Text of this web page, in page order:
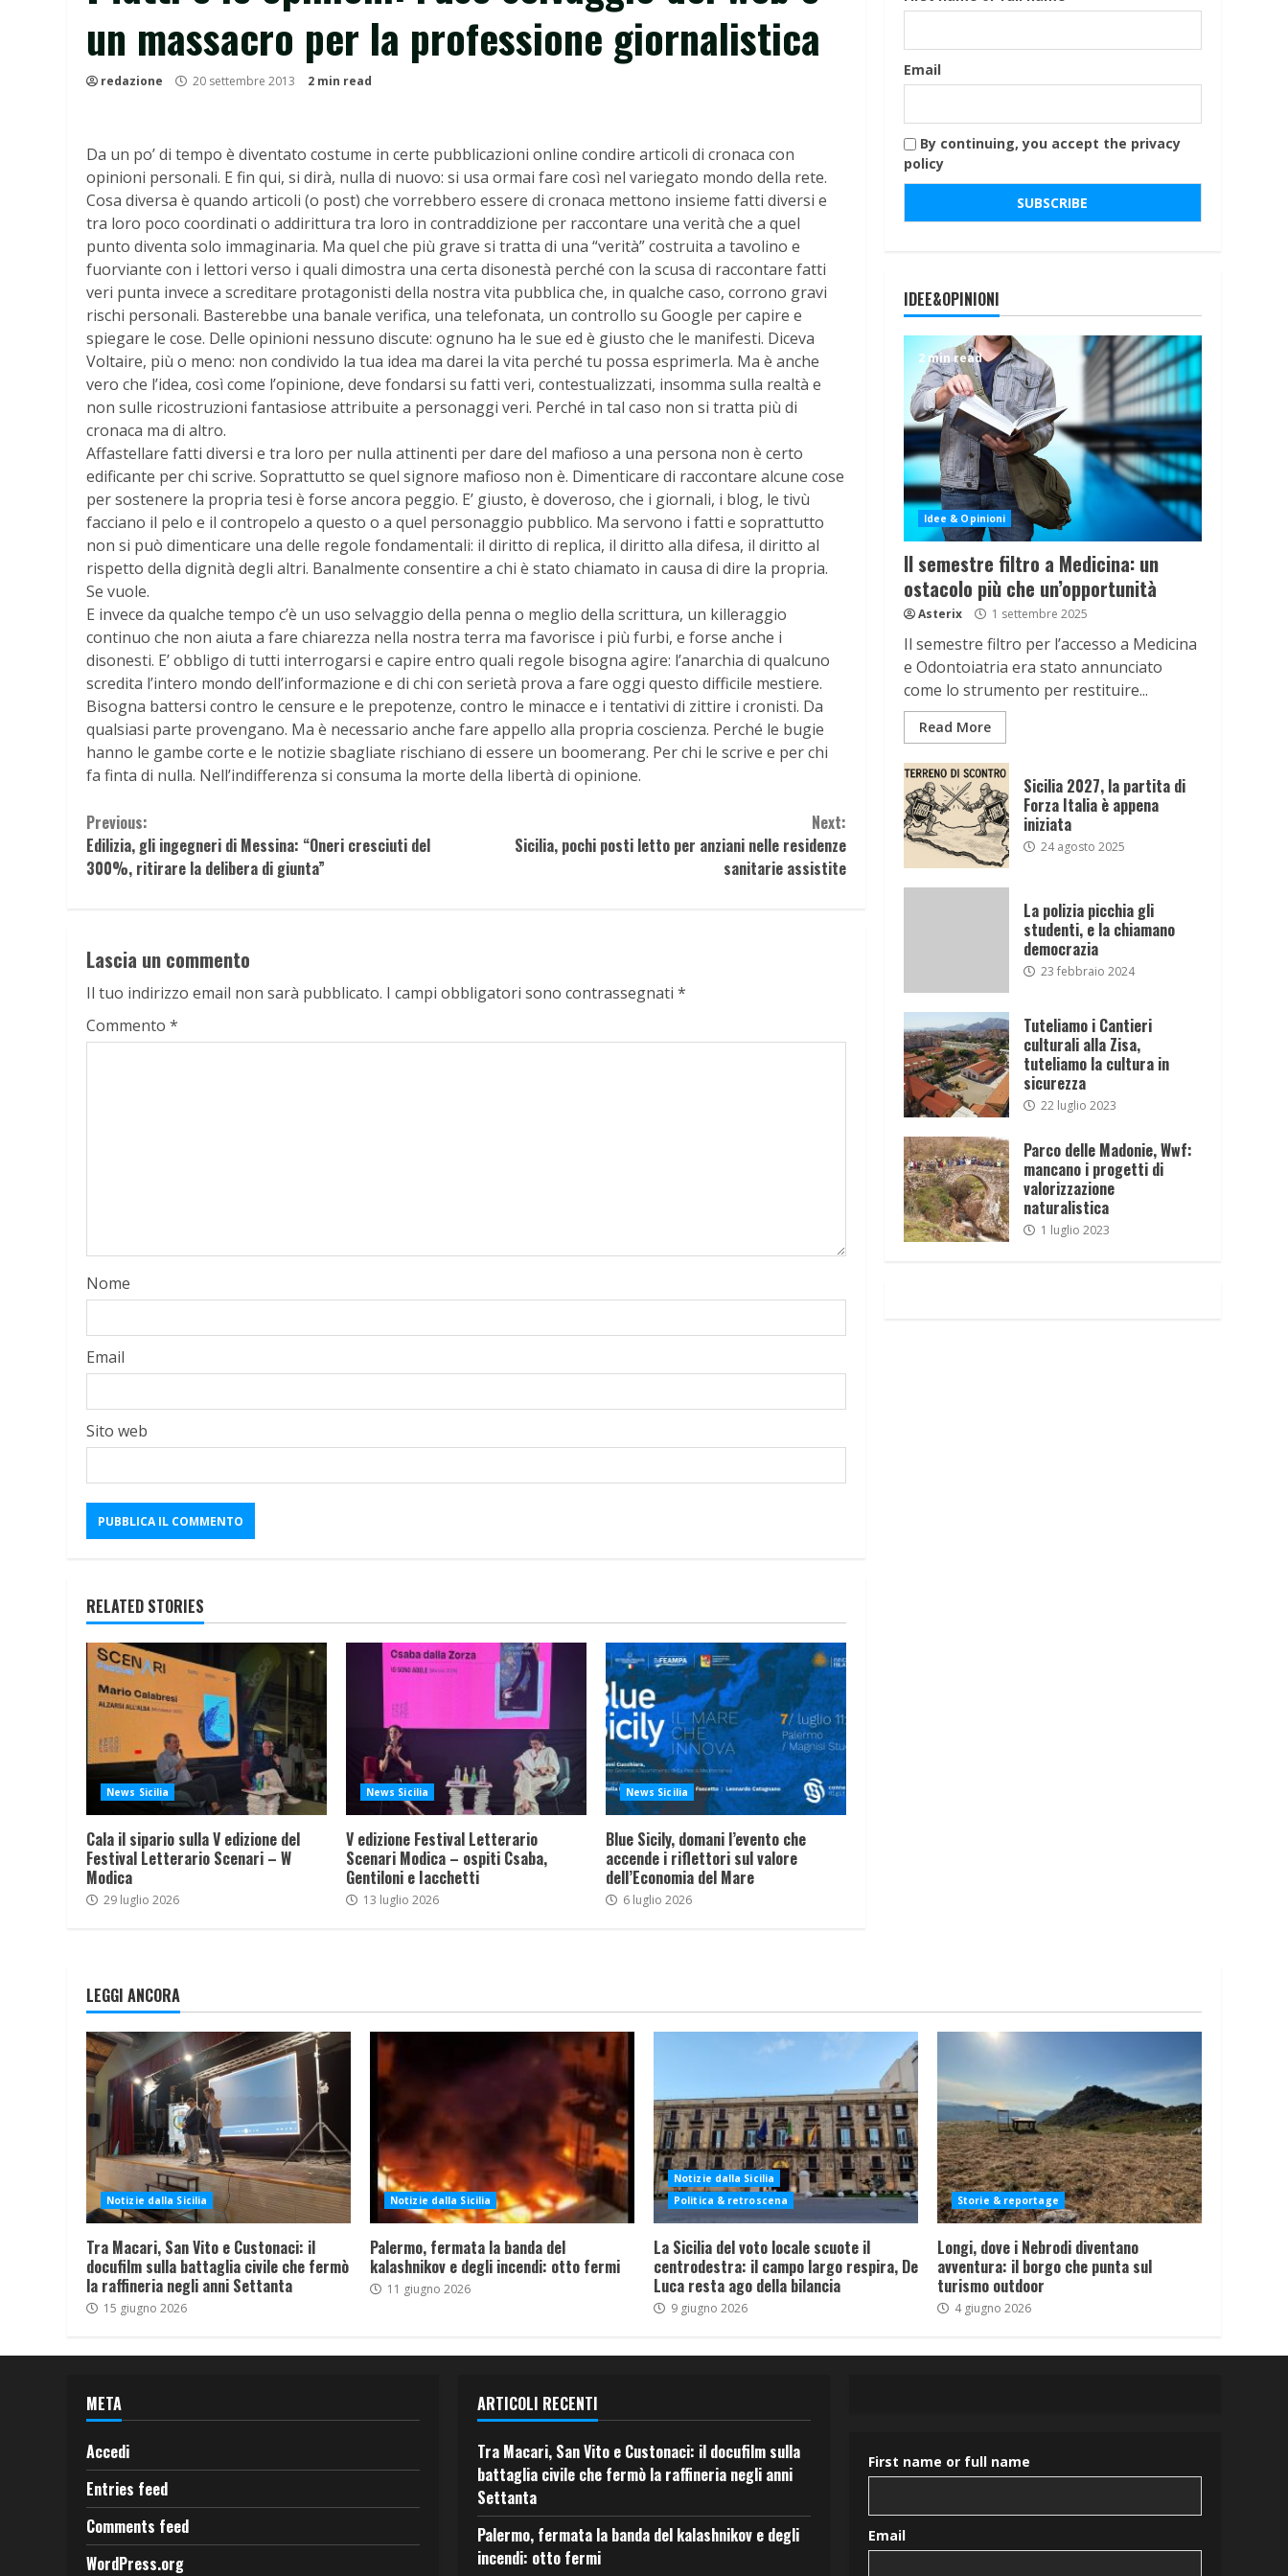
un massacro per la professione giornalistica
redazione 20 settembre 2013 2 min read
Da un po’ di tempo è diventato costume in certe pubblicazioni online condire articoli di cronaca con
opinioni personali. E fin qui, si dirà, nulla di nuovo: si usa ormai fare così nel variegato mondo della rete.
Cosa diversa è quando articoli (o post) che vorrebbero essere di cronaca mettono insieme fatti diversi e
tra loro poco coordinati o addirittura tra loro in contraddizione per raccontare una verità che a quel
punto diventa solo immaginaria. Ma quel che più grave si tratta di una “verità” costruita a tavolino e
fuorviante con i lettori verso i quali dimostra una certa disonestà perché con la scusa di raccontare fatti
veri punta invece a screditare protagonisti della nostra vita pubblica che, in qualche caso, corrono gravi
rischi personali. Basterebbe una banale verifica, una telefonata, un controllo su Google per capire e
spiegare le cose. Delle opinioni nessuno discute: ognuno ha le sue ed è giusto che le manifesti. Diceva
Voltaire, più o meno: non condivido la tua idea ma darei la vita perché tu possa esprimerla. Ma è anche
vero che l’idea, così come l’opinione, deve fondarsi su fatti veri, contestualizzati, insomma sulla realtà e
non sulle ricostruzioni fantasiose attribuite a personaggi veri. Perché in tal caso non si tratta più di
cronaca ma di altro.
Affastellare fatti diversi e tra loro per nulla attinenti per dare del mafioso a una persona non è certo
edificante per chi scrive. Soprattutto se quel signore mafioso non è. Dimenticare di raccontare alcune cose
per sostenere la propria tesi è forse ancora peggio. E’ giusto, è doveroso, che i giornali, i blog, le tivù
facciano il pelo e il contropelo a questo o a quel personaggio pubblico. Ma servono i fatti e soprattutto
non si può dimenticare una delle regole fondamentali: il diritto di replica, il diritto alla difesa, il diritto al
rispetto della dignità degli altri. Banalmente consentire a chi è stato chiamato in causa di dire la propria.
Se vuole.
E invece da qualche tempo c’è un uso selvaggio della penna o meglio della scrittura, un killeraggio
continuo che non aiuta a fare chiarezza nella nostra terra ma favorisce i più furbi, e forse anche i
disonesti. E’ obbligo di tutti interrogarsi e capire entro quali regole bisogna agire: l’anarchia di qualcuno
scredita l’intero mondo dell’informazione e di chi con serietà prova a fare oggi questo difficile mestiere.
Bisogna battersi contro le censure e le prepotenze, contro le minacce e i tentativi di zittire i cronisti. Da
qualsiasi parte provengano. Ma è necessario anche fare appello alla propria coscienza. Perché le bugie
hanno le gambe corte e le notizie sbagliate rischiano di essere un boomerang. Per chi le scrive e per chi
fa finta di nulla. Nell’indifferenza si consuma la morte della libertà di opinione.
Continue
Reading
Previous:
Edilizia, gli ingegneri di Messina: “Oneri cresciuti del
300%, ritirare la delibera di giunta”
Next:
Sicilia, pochi posti letto per anziani nelle residenze
sanitarie assistite
Lascia un commento
Il tuo indirizzo email non sarà pubblicato. I campi obbligatori sono contrassegnati *
Commento *
Nome
Email
Sito web
RELATED STORIES
News Sicilia
Cala il sipario sulla V edizione del
Festival Letterario Scenari – W
Modica
29 luglio 2026
News Sicilia
V edizione Festival Letterario
Scenari Modica – ospiti Csaba,
Gentiloni e Iacchetti
13 luglio 2026
News Sicilia
Blue Sicily, domani l’evento che
accende i riflettori sul valore
dell’Economia del Mare
6 luglio 2026
Email
By continuing, you accept the privacy
policy
IDEE&OPINIONI
2 min read
Idee & Opinioni
Il semestre filtro a Medicina: un
ostacolo più che un’opportunità
Asterix 1 settembre 2025
Il semestre filtro per l’accesso a Medicina
e Odontoiatria era stato annunciato
come lo strumento per restituire...
Read More
Sicilia 2027, la partita di
Forza Italia è appena
iniziata
24 agosto 2025
La polizia picchia gli
studenti, e la chiamano
democrazia
23 febbraio 2024
Tuteliamo i Cantieri
culturali alla Zisa,
tuteliamo la cultura in
sicurezza
22 luglio 2023
Parco delle Madonie, Wwf:
mancano i progetti di
valorizzazione
naturalistica
1 luglio 2023
LEGGI ANCORA
Notizie dalla Sicilia
Tra Macari, San Vito e Custonaci: il
docufilm sulla battaglia civile che fermò
la raffineria negli anni Settanta
15 giugno 2026
Notizie dalla Sicilia
Palermo, fermata la banda del
kalashnikov e degli incendi: otto fermi
11 giugno 2026
Notizie dalla Sicilia
Politica & retroscena
La Sicilia del voto locale scuote il
centrodestra: il campo largo respira, De
Luca resta ago della bilancia
9 giugno 2026
Storie & reportage
Longi, dove i Nebrodi diventano
avventura: il borgo che punta sul
turismo outdoor
4 giugno 2026
META
Accedi
Entries feed
Comments feed
WordPress.org
ARTICOLI RECENTI
Tra Macari, San Vito e Custonaci: il docufilm sulla
battaglia civile che fermò la raffineria negli anni
Settanta
Palermo, fermata la banda del kalashnikov e degli
incendi: otto fermi
First name or full name
Email